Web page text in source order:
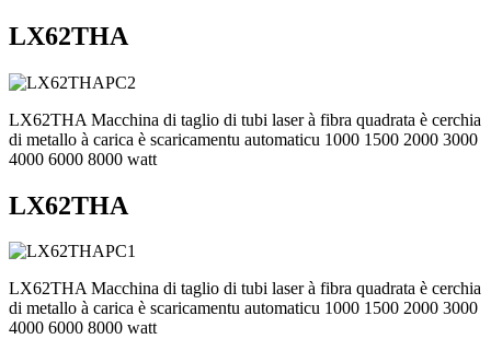
LX62THA
LX62THA Macchina di taglio di tubi laser à fibra quadrata è cerchia
di metallo à carica è scaricamentu automaticu 1000 1500 2000 3000
4000 6000 8000 watt
LX62THA
LX62THA Macchina di taglio di tubi laser à fibra quadrata è cerchia
di metallo à carica è scaricamentu automaticu 1000 1500 2000 3000
4000 6000 8000 watt